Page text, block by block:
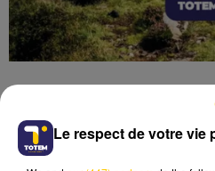
Lecture (4 min 6
Le respect de votre vie